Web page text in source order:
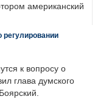
американский
регулировании
к вопросу о
глава думского